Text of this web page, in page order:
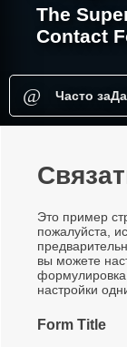
The
Contact
Связаться
Часто
Это пример
пожалуйста,
вы можете
настройки
Form Title